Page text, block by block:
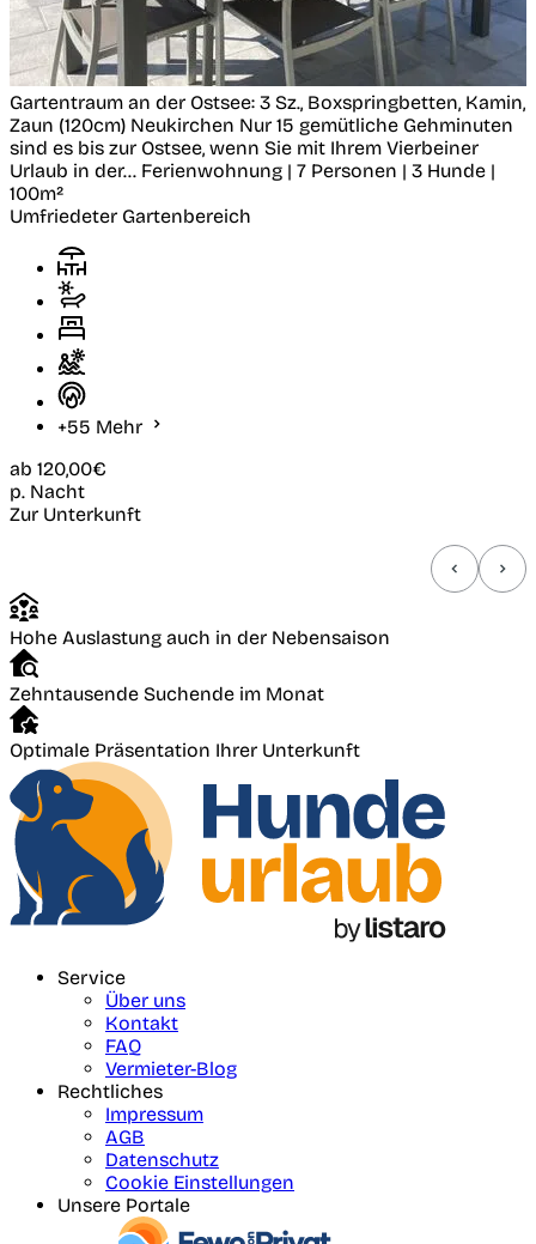
Gartentraum an der Ostsee: 3 Sz., Boxspringbetten, Kamin,
Zaun (120cm) Neukirchen Nur 15 gemütliche Gehminuten
sind es bis zur Ostsee, wenn Sie mit Ihrem Vierbeiner
Urlaub in der... Ferienwohnung | 7 Personen | 3 Hunde |
100m²
Umfriedeter Gartenbereich
+55 Mehr
ab 120,00€
p. Nacht
Zur Unterkunft
Hohe Auslastung auch in der Nebensaison
Zehntausende Suchende im Monat
Optimale Präsentation Ihrer Unterkunft
Service
Über uns
Kontakt
FAQ
Vermieter-Blog
Rechtliches
Impressum
AGB
Datenschutz
Cookie Einstellungen
Unsere Portale